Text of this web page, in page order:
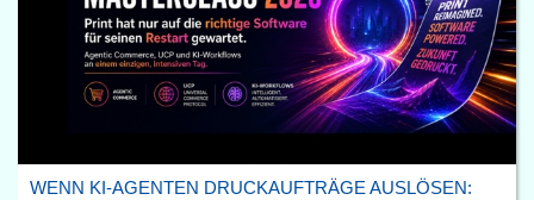
WENN KI-AGENTEN DRUCKAUFTRÄGE AUSLÖSEN: